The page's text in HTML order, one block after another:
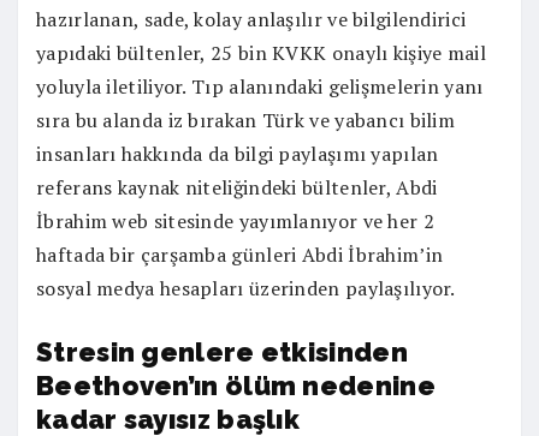
hazırlanan, sade, kolay anlaşılır ve bilgilendirici
yapıdaki bültenler, 25 bin KVKK onaylı kişiye mail
yoluyla iletiliyor. Tıp alanındaki gelişmelerin yanı
sıra bu alanda iz bırakan Türk ve yabancı bilim
insanları hakkında da bilgi paylaşımı yapılan
referans kaynak niteliğindeki bültenler, Abdi
İbrahim web sitesinde yayımlanıyor ve her 2
haftada bir çarşamba günleri Abdi İbrahim’in
sosyal medya hesapları üzerinden paylaşılıyor.
Stresin genlere etkisinden
Beethoven’ın ölüm nedenine
kadar sayısız başlık